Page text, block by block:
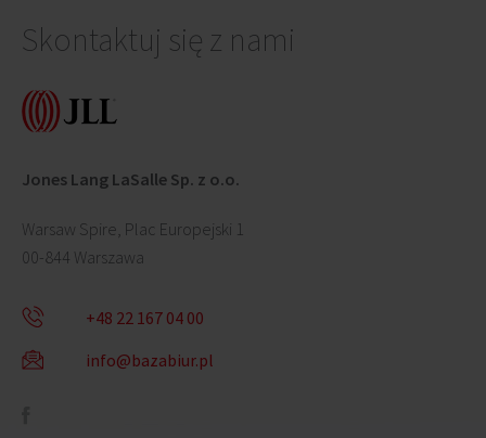
Skontaktuj się z nami
Jones Lang LaSalle Sp. z o.o.
Warsaw Spire, Plac Europejski 1
00-844 Warszawa
+48 22 167 04 00
info@bazabiur.pl